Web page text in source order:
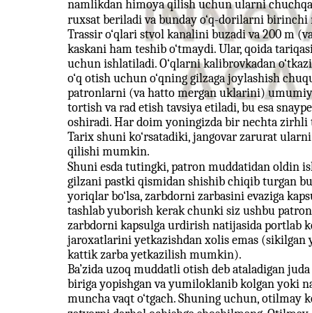
namlikdan himoya qilish uchun ularni
ruxsat beriladi va bunday o‘q-dorilarni
Trassir o‘qlari stvol kanalini buzadi va 200 m
kaskani ham teshib o‘tmaydi. Ular, qoida
uchun ishlatiladi. O‘qlarni kalibrovkadan
o‘q otish uchun o‘qning gilzaga joylashish
patronlarni (va hatto mergan uklarini) umumiy
tortish va rad etish tavsiya etiladi, bu esa
oshiradi. Har doim yoningizda bir nechta zirhli
Tarix shuni ko‘rsatadiki, jangovar zarurat
qilishi mumkin.
Shuni esda tutingki, patron muddatidan oldin
gilzani pastki qismidan shishib chiqib turgan
yoriqlar bo‘lsa, zarbdorni zarbasini evaziga
tashlab yuborish kerak chunki siz ushbu
zarbdorni kapsulga urdirish natijasida portlab
jaroxatlarini yetkazishdan xolis emas
kattik zarba yetkazilish mumkin).
Ba’zida uzoq muddatli otish deb ataladigan
biriga yopishgan va yumiloklanib kolgan yoki
muncha vaqt o‘tgach. Shuning uchun,